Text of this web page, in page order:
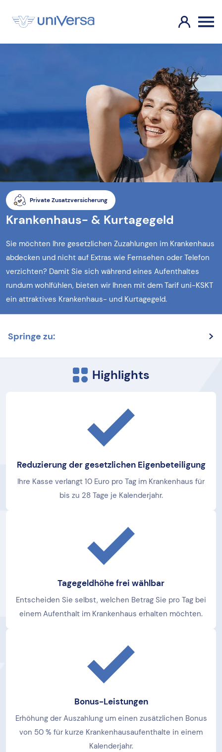
Private Zusatzversicherung
Krankenhaus- & Kurtagegeld
Sie möchten Ihre gesetzlichen Zuzahlungen im Krankenhaus
abdecken und nicht auf Extras wie Fernsehen oder Telefon
verzichten? Damit Sie sich während eines Aufenthaltes
rundum wohlfühlen, bieten wir Ihnen mit dem Tarif uni-KSKT
ein attraktives Krankenhaus- und Kurtagegeld.
Springe zu:
Highlights
Reduzierung der gesetzlichen Eigenbeteiligung
Ihre Kasse verlangt 10 Euro pro Tag im Krankenhaus für
bis zu 28 Tage je Kalenderjahr.
Tagegeldhöhe frei wählbar
Entscheiden Sie selbst, welchen Betrag Sie pro Tag bei
einem Aufenthalt im Krankenhaus erhalten möchten.
Bonus-Leistungen
Erhöhung der Auszahlung um einen zusätzlichen Bonus
von 50 % für kurze Krankenhausaufenthalte in einem
Kalenderjahr.